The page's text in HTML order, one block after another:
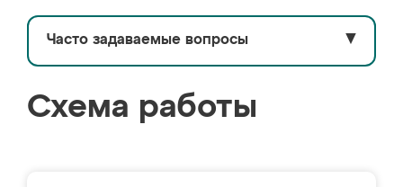
Часто задаваемые вопросы ▼
Схема работы